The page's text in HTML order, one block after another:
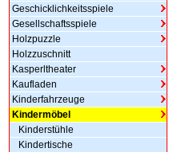
Geschicklichkeitsspiele
Gesellschaftsspiele
Holzpuzzle
Holzzuschnitt
Kasperltheater
Kaufladen
Kinderfahrzeuge
Kindermöbel
Kinderstühle
Kindertische